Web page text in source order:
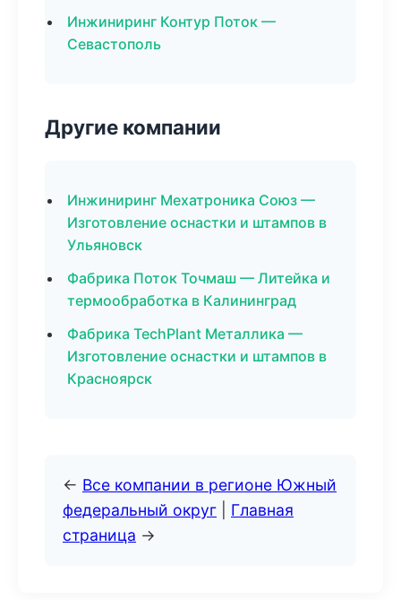
Инжиниринг Контур Поток —
Севастополь
Другие компании
Инжиниринг Мехатроника Союз —
Изготовление оснастки и штампов в
Ульяновск
Фабрика Поток Точмаш — Литейка и
термообработка в Калининград
Фабрика TechPlant Металлика —
Изготовление оснастки и штампов в
Красноярск
← Все компании в регионе Южный
федеральный округ
Главная
страница →